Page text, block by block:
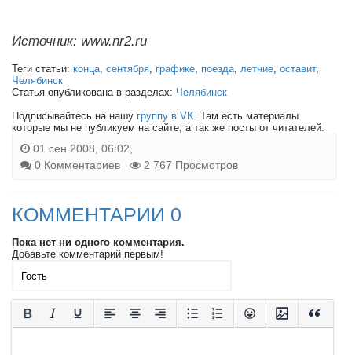
Источник: www.nr2.ru
Теги статьи: конца, сентября, графике, поезда, летние, оставит,
Челябинск
Статья опубликована в разделах: Челябинск
Подписывайтесь на нашу группу в VK. Там есть материалы
которые мы не публикуем на сайте, а так же посты от читателей.
01 сен 2008, 06:02,
0 Комментариев
2 767 Просмотров
КОММЕНТАРИИ 0
Пока нет ни одного комментария.
Добавьте комментарий первым!